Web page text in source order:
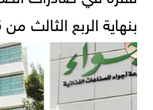
بنهاية الربع الثالث من 2025